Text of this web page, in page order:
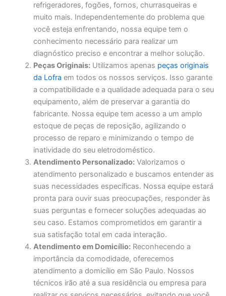
refrigeradores, fogões, fornos, churrasqueiras e
muito mais. Independentemente do problema que
você esteja enfrentando, nossa equipe tem o
conhecimento necessário para realizar um
diagnóstico preciso e encontrar a melhor solução.
Peças Originais: Utilizamos apenas peças originais
da Lofra em todos os nossos serviços. Isso garante
a compatibilidade e a qualidade adequada para o seu
equipamento, além de preservar a garantia do
fabricante. Nossa equipe tem acesso a um amplo
estoque de peças de reposição, agilizando o
processo de reparo e minimizando o tempo de
inatividade do seu eletrodoméstico.
Atendimento Personalizado: Valorizamos o
atendimento personalizado e buscamos entender as
suas necessidades específicas. Nossa equipe estará
pronta para ouvir suas preocupações, responder às
suas perguntas e fornecer soluções adequadas ao
seu caso. Estamos comprometidos em garantir a
sua satisfação total em cada interação.
Atendimento em Domicílio: Reconhecendo a
importância da comodidade, oferecemos
atendimento a domicílio em São Paulo. Nossos
técnicos irão até a sua residência ou empresa para